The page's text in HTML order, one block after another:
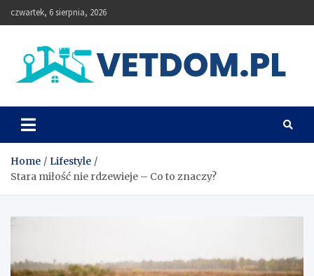
to
czwartek, 6 sierpnia, 2026
Vetdom
Home
Lifestyle
Stara miłość nie rdzewieje – Co to znaczy?